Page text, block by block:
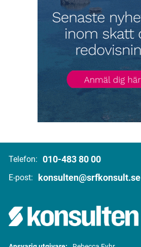
Telefon: 010-483 80 00
E-post: konsulten@srfkonsult.se